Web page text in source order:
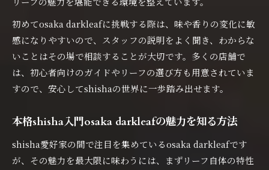
初めてosaka darkleafに挑戦する際は、味や香りの変化に敏
感になりやすいので、スタッフの説明をよく聞き、わからな
いことはその場で相談することが大切です。多くの店舗で
は、初心者向けのガイドやリーフの選び方も用意されていま
すので、安心してshishaの世界に一歩踏み出せます。
本格shisha入門osaka darkleafの魅力を知る方法
shisha愛好家の間で注目を集めているosaka darkleafです
が、その魅力を最大限に味わうには、まずリーフ自体の特性